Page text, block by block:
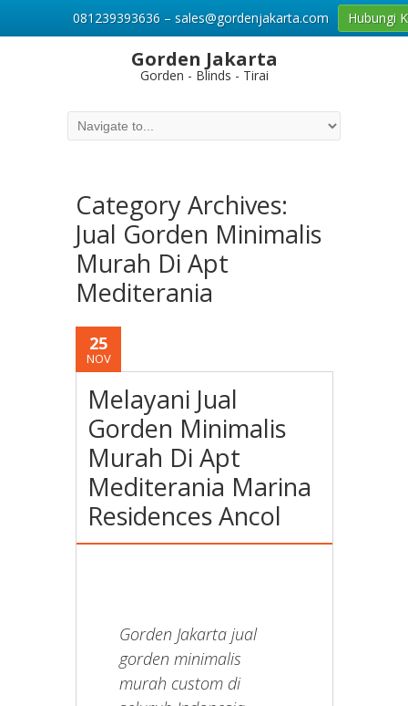
Gorden Jakarta
Gorden - Blinds - Tirai
Category Archives:
Jual Gorden Minimalis
Murah Di Apt
Mediterania
25
NOV
Melayani Jual
Gorden Minimalis
Murah Di Apt
Mediterania Marina
Residences Ancol
Gorden Jakarta jual
gorden minimalis
murah custom di
081239393636 – sales@gordenjakarta.com Hubungi